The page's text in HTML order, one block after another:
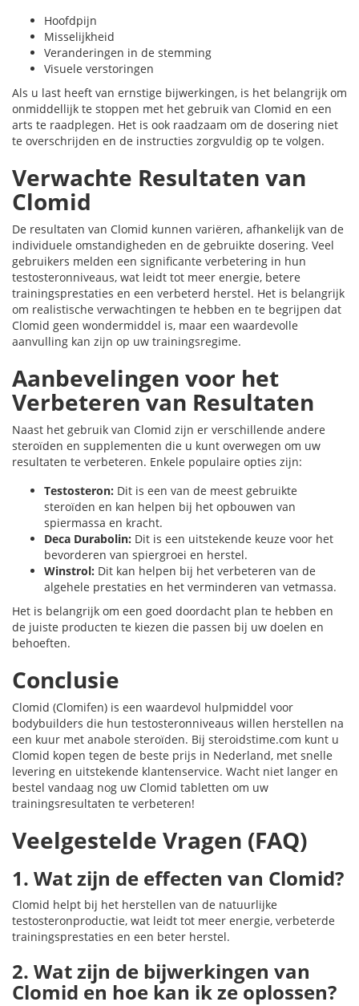
Hoofdpijn
Misselijkheid
Veranderingen in de stemming
Visuele verstoringen
Als u last heeft van ernstige bijwerkingen, is het belangrijk om
onmiddellijk te stoppen met het gebruik van Clomid en een
arts te raadplegen. Het is ook raadzaam om de dosering niet
te overschrijden en de instructies zorgvuldig op te volgen.
Verwachte Resultaten van
Clomid
De resultaten van Clomid kunnen variëren, afhankelijk van de
individuele omstandigheden en de gebruikte dosering. Veel
gebruikers melden een significante verbetering in hun
testosteronniveaus, wat leidt tot meer energie, betere
trainingsprestaties en een verbeterd herstel. Het is belangrijk
om realistische verwachtingen te hebben en te begrijpen dat
Clomid geen wondermiddel is, maar een waardevolle
aanvulling kan zijn op uw trainingsregime.
Aanbevelingen voor het
Verbeteren van Resultaten
Naast het gebruik van Clomid zijn er verschillende andere
steroïden en supplementen die u kunt overwegen om uw
resultaten te verbeteren. Enkele populaire opties zijn:
Testosteron: Dit is een van de meest gebruikte
steroïden en kan helpen bij het opbouwen van
spiermassa en kracht.
Deca Durabolin: Dit is een uitstekende keuze voor het
bevorderen van spiergroei en herstel.
Winstrol: Dit kan helpen bij het verbeteren van de
algehele prestaties en het verminderen van vetmassa.
Het is belangrijk om een goed doordacht plan te hebben en
de juiste producten te kiezen die passen bij uw doelen en
behoeften.
Conclusie
Clomid (Clomifen) is een waardevol hulpmiddel voor
bodybuilders die hun testosteronniveaus willen herstellen na
een kuur met anabole steroïden. Bij steroidstime.com kunt u
Clomid kopen tegen de beste prijs in Nederland, met snelle
levering en uitstekende klantenservice. Wacht niet langer en
bestel vandaag nog uw Clomid tabletten om uw
trainingsresultaten te verbeteren!
Veelgestelde Vragen (FAQ)
1. Wat zijn de effecten van Clomid?
Clomid helpt bij het herstellen van de natuurlijke
testosteronproductie, wat leidt tot meer energie, verbeterde
trainingsprestaties en een beter herstel.
2. Wat zijn de bijwerkingen van
Clomid en hoe kan ik ze oplossen?